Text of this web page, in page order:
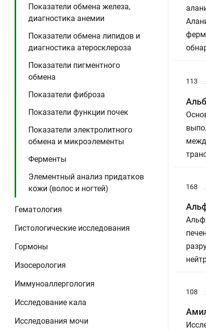
Показатели обмена железа,
диагностика анемии
Показатели обмена липидов и
диагностика атеросклероза
Показатели пигментного
обмена
Показатели фиброза
Показатели функции почек
Показатели электролитного
обмена и микроэлементы
Ферменты
Элементный анализ придатков
кожи (волос и ногтей)
Гематология
Гистологические исследования
Гормоны
Изосерология
Иммуноаллергология
Исследование кала
Исследования мочи
113
168
108